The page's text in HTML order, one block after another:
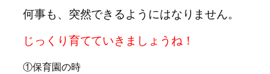
何事も、突然できるようにはなりません。
じっくり育てていきましょうね！
①保育園の時